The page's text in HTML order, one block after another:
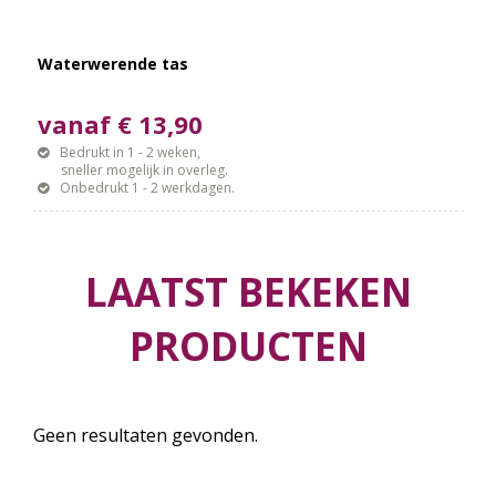
Waterwerende tas
vanaf € 13,90
Bedrukt in 1 - 2 weken,
sneller mogelijk in overleg.
Onbedrukt 1 - 2 werkdagen.
LAATST BEKEKEN
PRODUCTEN
Geen resultaten gevonden.